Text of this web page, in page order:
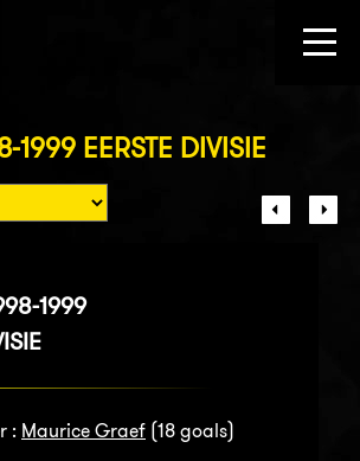
1999 EERSTE DIVISIE
1999
: Maurice Graef (18 goals)